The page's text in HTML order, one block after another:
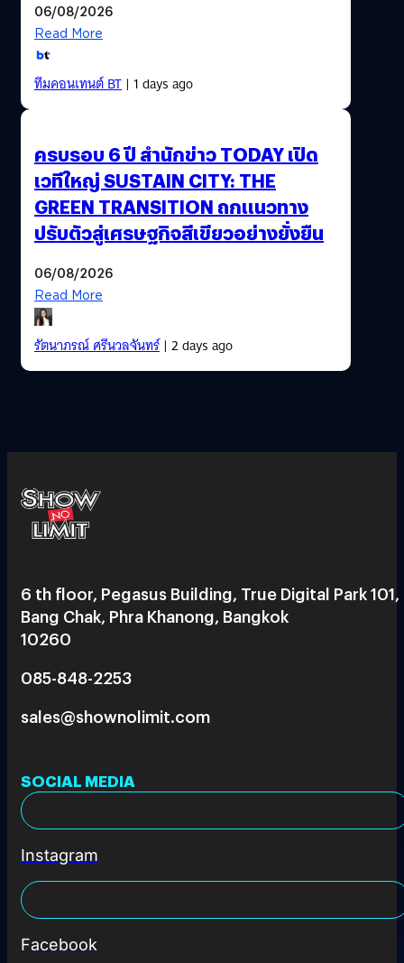
06/08/2026
Read More
ทีมคอนเทนต์ BT| 1 days ago
ครบรอบ 6 ปี สำนักข่าว TODAY เปิด
เวทีใหญ่ SUSTAIN CITY: THE
GREEN TRANSITION ถกแนวทาง
ปรับตัวสู่เศรษฐกิจสีเขียวอย่างยั่งยืน
06/08/2026
Read More
รัตนาภรณ์ ศรีนวลจันทร์| 2 days ago
6 th floor, Pegasus Building, True Digital Park 101,
Bang Chak, Phra Khanong, Bangkok
10260
085-848-2253
sales@shownolimit.com
SOCIAL MEDIA
Instagram
Facebook